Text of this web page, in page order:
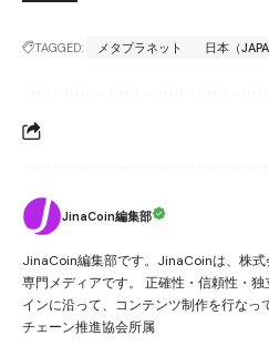
TAGGED: メタプラネット 日本（
JinaCoin編集部
JinaCoin編集部です。JinaCoinは、株
専門メディアです。 正確性・信頼性・
インに沿って、コンテンツ制作を行なっ
チェーン推進協会所属